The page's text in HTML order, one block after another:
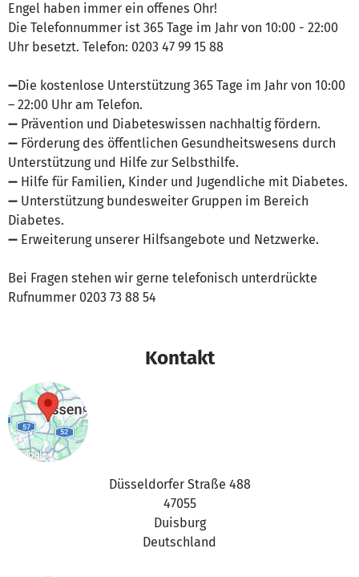
Engel haben immer ein offenes Ohr!
Die Telefonnummer ist 365 Tage im Jahr von 10:00 - 22:00
Uhr besetzt. Telefon: 0203 47 99 15 88
➖Die kostenlose Unterstützung 365 Tage im Jahr von 10:00
– 22:00 Uhr am Telefon.
➖ Prävention und Diabeteswissen nachhaltig fördern.
➖ Förderung des öffentlichen Gesundheitswesens durch
Unterstützung und Hilfe zur Selbsthilfe.
➖ Hilfe für Familien, Kinder und Jugendliche mit Diabetes.
➖ Unterstützung bundesweiter Gruppen im Bereich
Diabetes.
➖ Erweiterung unserer Hilfsangebote und Netzwerke.
Bei Fragen stehen wir gerne telefonisch unterdrückte
Rufnummer 0203 73 88 54
Kontakt
Düsseldorfer Straße 488
47055
Duisburg
Deutschland